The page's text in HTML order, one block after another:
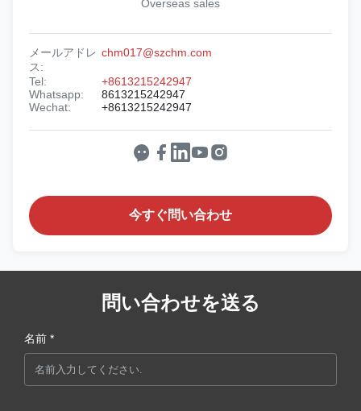
Overseas sales
メールアドレ
ス:
chm017@szchm.com
Tel:
+8613215242947
Whatsapp:
8613215242947
Wechat:
+8613215242947
今すぐ問い合わせ
問い合わせを送る
名前 *